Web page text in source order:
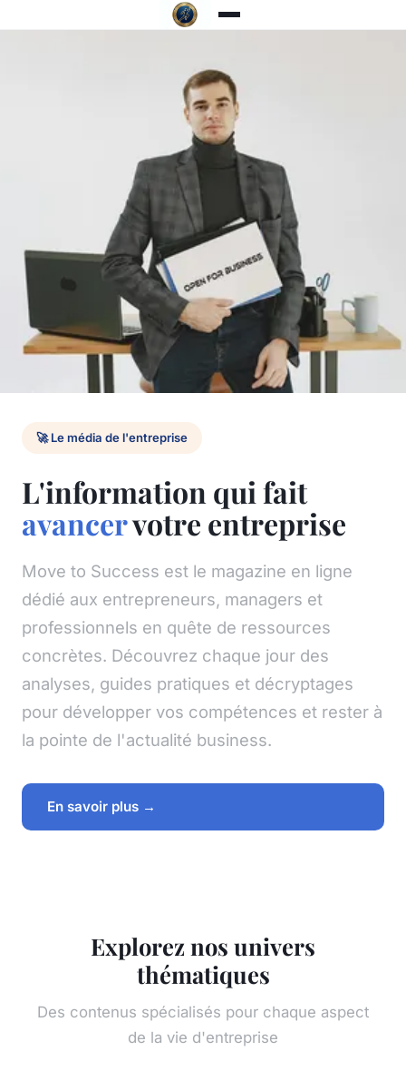
🚀 Le média de l'entreprise
L'information qui fait
avancervotre entreprise
Move to Success est le magazine en ligne
dédié aux entrepreneurs, managers et
professionnels en quête de ressources
concrètes. Découvrez chaque jour des
analyses, guides pratiques et décryptages
pour développer vos compétences et rester à
la pointe de l'actualité business.
En savoir plus →
Explorez nos univers
thématiques
Des contenus spécialisés pour chaque aspect
de la vie d'entreprise